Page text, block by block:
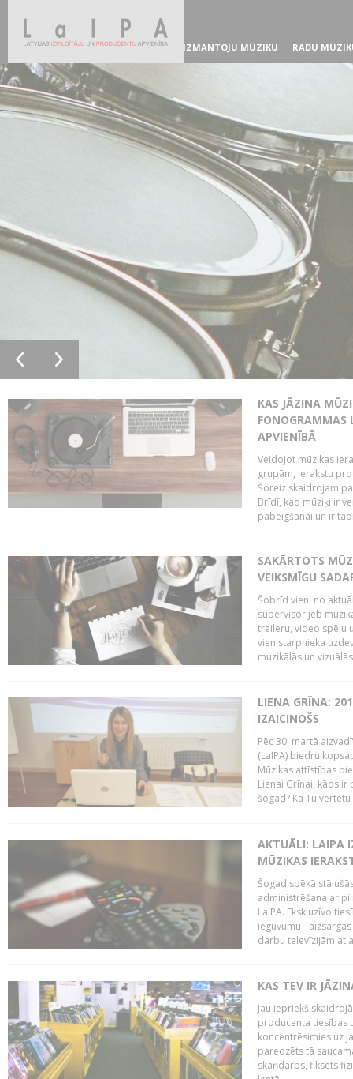
IZMANTOJU MŪZIKU RADU
KAS JĀZINA
FONOGRAMMAS
APVIENĪBĀ
Veidojot mūzikas
grupām, ierakstu
Šoreiz skaidrojam
Brīdī, kad mūziķi ir
pabeigšanai un ir
SAKĀRTOTS
VEIKSMĪGU
Šobrīd vieni no
supervisor jeb
treileru, video spēļu
vien starpnieka
muzikālās un
LIENA GRĪNA:
IZAICINOŠS
Pēc 30. martā
(LaIPA) biedru
Mūzikas attīstības
Lienai Grīnai, kāds ir
šogad? Kā Tu
AKTUĀLI: LAIPA
MŪZIKAS
Šogad spēkā
administrēšana ar
LaIPA. Ekskluzīvo
ieguvumu -
darbu televīzijām
KAS TEV IR
Jau iepriekš
producenta tiesības
koncentrēsimies uz
paredzēts tā
skaņdarbs, fiksēts